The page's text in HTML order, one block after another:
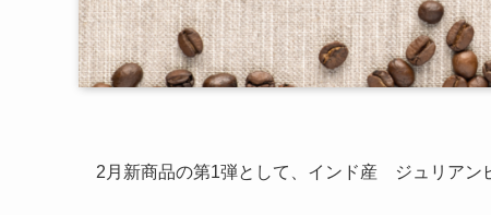
2月新商品の第1弾として、インド産 ジュリアン